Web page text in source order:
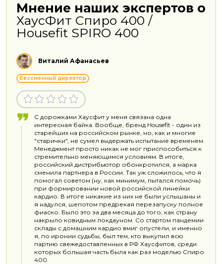
Мнение наших экспертов о
ХаусФит Спиро 400 /
Housefit SPIRO 400
Виталий Афанасьев
Бессменный директор
С дорожками Хаусфит у меня связана одна
интересная байка. Вообще, бренд Housefit - один из
старейших на российском рынке, но, как и многие
"старички", не сумел выдержать испытание временем.
Менеджмент просто никак не мог приспособиться к
стремительно меняющимся условиям. В итоге,
российский дистрибьютор обонкротился, а марка
сменила партнера в России. Так уж сложилось, что я
помогал советом (ну, как минимум, пытался помочь)
при формировании новой российской линейки
кардио. В итоге никакие из них не были услышаны и
я надулся, шепотом предрекая перезапуску полное
фиаско. Было это за два месяца до того, как страну
накрыло ковидным локдауном. Со стартом пандемии
склады с домашним кардио вмиг опустели, и именно
я, по иронии судьбы, был тем, кто выкупил всю
партию свежедоставленных в РФ Хаусфитов, среди
которых большая часть была как раз моделью Спиро
400.